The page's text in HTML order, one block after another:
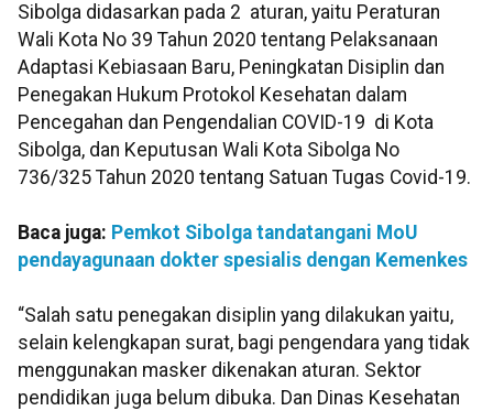
Sibolga didasarkan pada 2 aturan, yaitu Peraturan
Wali Kota No 39 Tahun 2020 tentang Pelaksanaan
Adaptasi Kebiasaan Baru, Peningkatan Disiplin dan
Penegakan Hukum Protokol Kesehatan dalam
Pencegahan dan Pengendalian COVID-19 di Kota
Sibolga, dan Keputusan Wali Kota Sibolga No
736/325 Tahun 2020 tentang Satuan Tugas Covid-19.
Baca juga: Pemkot Sibolga tandatangani MoU
pendayagunaan dokter spesialis dengan Kemenkes
“Salah satu penegakan disiplin yang dilakukan yaitu,
selain kelengkapan surat, bagi pengendara yang tidak
menggunakan masker dikenakan aturan. Sektor
pendidikan juga belum dibuka. Dan Dinas Kesehatan